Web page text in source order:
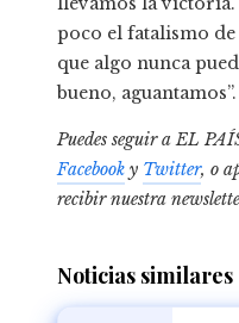
poco el fatalismo
que algo nunca
bueno, aguantamos”.
Puedes seguir a EL
Facebook y Twitter, o
recibirnuestra
Noticias similares